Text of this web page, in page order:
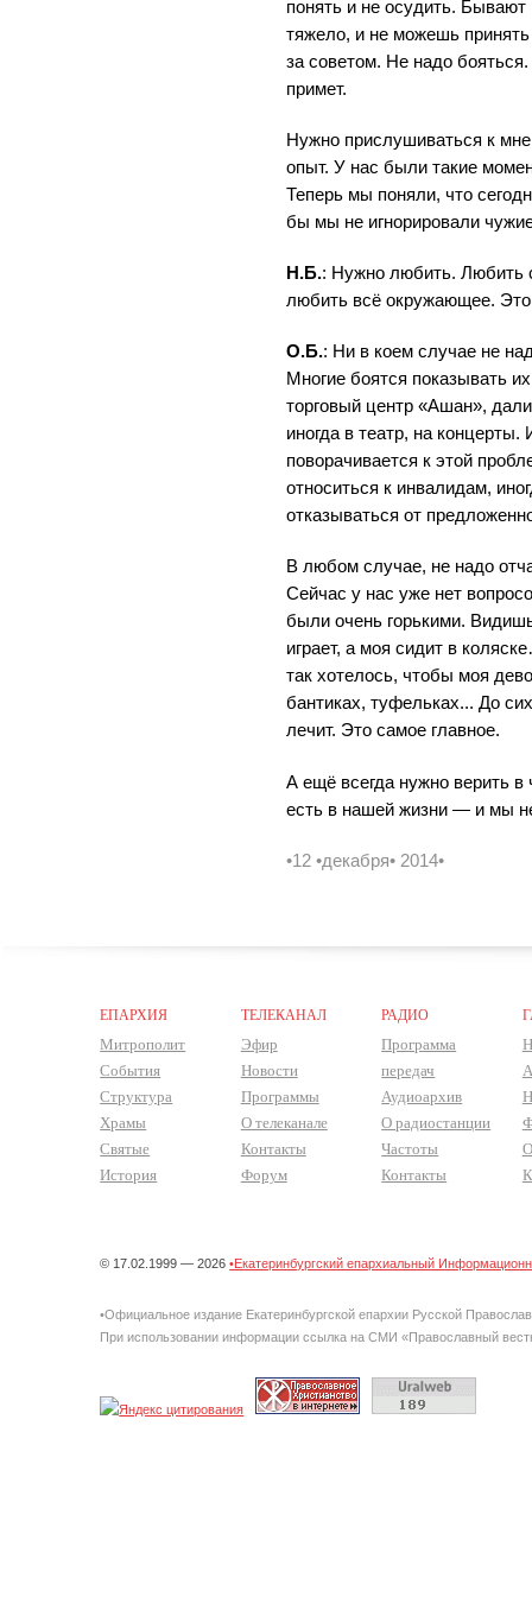
понять и не осудить. Бывают
тяжело, и не можешь
за советом. Не надо
примет.
Нужно прислушиваться к
опыт. У нас были такие
Теперь мы поняли, что
бы мы не игнорировали
Н.Б.: Нужно любить. Любить
любить всё окружающее.
О.Б.: Ни в коем случае не
Многие боятся показывать
торговый центр «Ашан»,
иногда в театр, на
поворачивается к этой
относиться к инвалидам,
отказываться от
В любом случае, не надо
Сейчас у нас уже нет
были очень горькими.
играет, а моя сидит в
так хотелось, чтобы моя
бантиках, туфельках... До
лечит. Это самое главное.
А ещё всегда нужно верить в
есть в нашей жизни — и мы
•12 •декабря• 2014•
ЕПАРХИЯ
Митрополит
События
Структура
Храмы
Святые
История
ТЕЛЕКАНАЛ
Эфир
Новости
Программы
О телеканале
Контакты
Форум
РАДИО
Программа
передач
Аудиоархив
О радиостанции
Частоты
Контакты
© 17.02.1999 — 2026•Екатеринбургский епархиальный
•Официальное издание Екатеринбургской епархии Русской
При использовании информации ссылка на СМИ «Православный